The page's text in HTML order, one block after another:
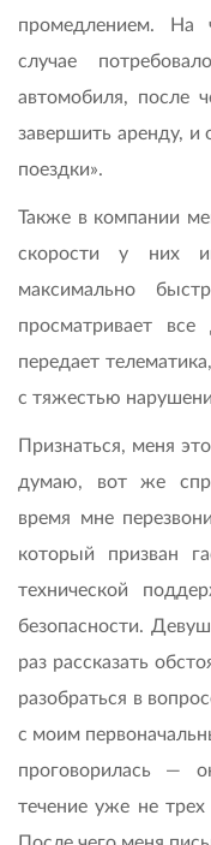
промедлением. На
случае
автомобиля, после
завершить аренду, и
поездки».
Также в компании
скорости у них
максимально
просматривает
передает
с тяжестью
Признаться, меня
думаю, вот же
время мне
который призван
технической
безопасности.
раз рассказать
разобраться в
с моим
проговорилась —
течение уже не